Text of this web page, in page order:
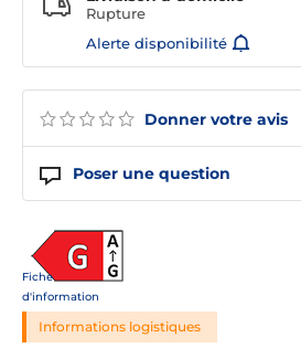
Donner votre avis
Poser une question
Rupture
Alerte disponibilité
Fiche
d'information
Informations logistiques